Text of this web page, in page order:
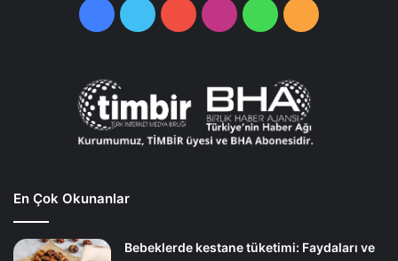
FacebookTwitterYouTubeInstagramWhatsApp
RSS
En Çok Okunanlar
Bebeklerde kestane tüketimi: Faydaları ve